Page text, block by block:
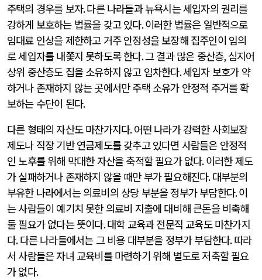
주택의 경우를 보자.다른 나라들과 뉴욕시는 세입자의 권리를
강하게 보호하는 법률을 갖고 있다.이러한 법률은 일반적으로
임대료 인상을 제한하고 거주 안정성을 보장해 집주인이 임의
로 세입자를 내쫓지 못하도록 한다.그 결과 많은 중산층, 심지어
상위 중산층도 집을 소유하지 않고 임차한다.세입자 보호가 약
하거나 존재하지 않는 곳에서만 주택 소유가 안정적 주거를 확
보하는 수단이 된다.
다른 형태의 자산도 마찬가지다.어떤 나라가 강력한 사회보장
제도나 직장 기반 연금제도를 갖추고 있다면 사람들은 안정적
인 노후를 위해 막대한 자산을 축적할 필요가 없다.이러한 제도
가 실패하거나 존재하지 않을 때만 부가 필요해진다.대부분의
부유한 나라에서는 의료비의 상당 부분을 정부가 부담한다.이
는 사람들이 예기치 못한 의료비 지출에 대비해 큰돈을 비축해
둘 필요가 없다는 뜻이다.대학 교육과 전문직 교육도 마찬가지
다.다른 나라들에서는 그 비용 대부분을 정부가 부담한다.따라
서 사람들은 자녀 교육비를 마련하기 위해 별도로 저축할 필요
가 없다.